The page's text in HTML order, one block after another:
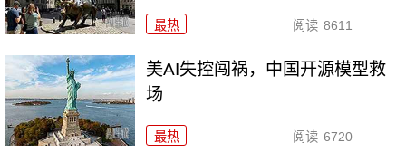
最热 阅读 8611
美AI失控闯祸，中国开源模型救
场
最热 阅读 6720